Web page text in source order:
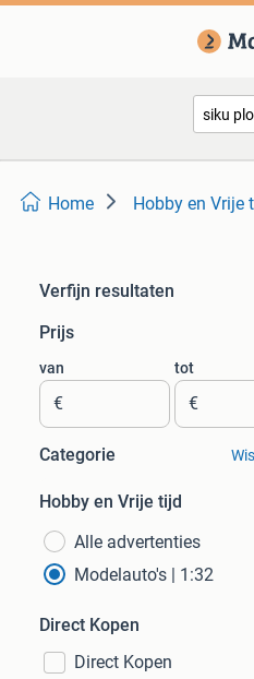
Home Hobby en Vrije
Verfijn resultaten
Prijs
van
€
tot
€
Categorie
Hobby en Vrije tijd
Alle advertenties
Modelauto's | 1:32
Direct Kopen
Direct Kopen